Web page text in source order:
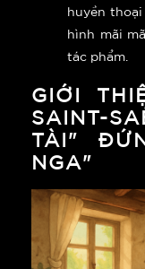
huyền
hình mãi
tác phẩm.
GIỚI
SAINT-
TÀI"
NGA"